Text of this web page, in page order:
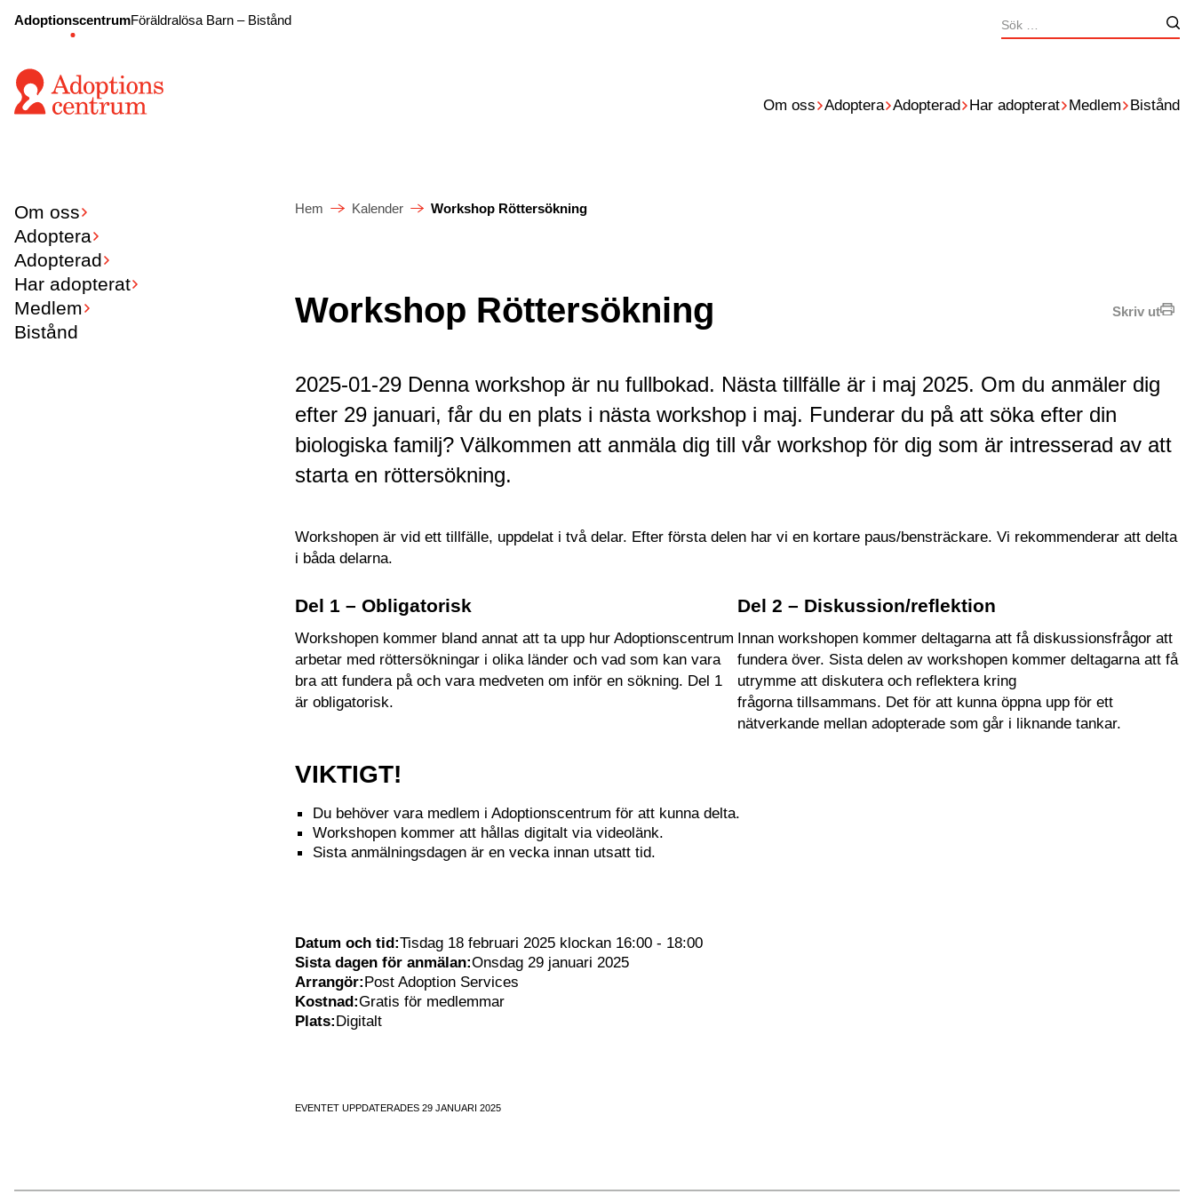
AdoptionscentrumFöräldralösa Barn – Bistånd
Sök
efter:
Om oss Adoptera Adopterad Har adopterat Medlem Bistånd
Om oss
Adoptera
Adopterad
Har adopterat
Medlem
Bistånd
Hem Kalender Workshop Röttersökning
Skriv ut
Workshop Röttersökning
2025-01-29 Denna workshop är nu fullbokad. Nästa tillfälle är i maj 2025. Om du anmäler dig
efter 29 januari, får du en plats i nästa workshop i maj. Funderar du på att söka efter din
biologiska familj? Välkommen att anmäla dig till vår workshop för dig som är intresserad av att
starta en röttersökning.
Workshopen är vid ett tillfälle, uppdelat i två delar. Efter första delen har vi en kortare paus/bensträckare. Vi rekommenderar att delta
i båda delarna.
Del 1 – Obligatorisk
Workshopen kommer bland annat att ta upp hur Adoptionscentrum
arbetar med röttersökningar i olika länder och vad som kan vara
bra att fundera på och vara medveten om inför en sökning. Del 1
är obligatorisk.
Del 2 – Diskussion/reflektion
Innan workshopen kommer deltagarna att få diskussionsfrågor att
fundera över. Sista delen av workshopen kommer deltagarna att få
utrymme att diskutera och reflektera kring
frågorna tillsammans. Det för att kunna öppna upp för ett
nätverkande mellan adopterade som går i liknande tankar.
VIKTIGT!
Du behöver vara medlem i Adoptionscentrum för att kunna delta.
Workshopen kommer att hållas digitalt via videolänk.
Sista anmälningsdagen är en vecka innan utsatt tid.
Datum och tid:Tisdag 18 februari 2025 klockan 16:00 - 18:00
Sista dagen för anmälan:Onsdag 29 januari 2025
Arrangör:Post Adoption Services
Kostnad:Gratis för medlemmar
Plats:Digitalt
EVENTET UPPDATERADES 29 JANUARI 2025